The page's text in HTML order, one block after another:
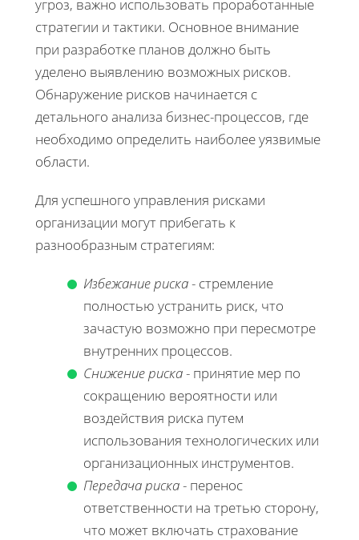
угроз, важно использовать проработанные
стратегии и тактики. Основное внимание
при разработке планов должно быть
уделено выявлению возможных рисков.
Обнаружение рисков начинается с
детального анализа бизнес-процессов, где
необходимо определить наиболее уязвимые
области.
Для успешного управления рисками
организации могут прибегать к
разнообразным стратегиям:
Избежание риска- стремление
полностью устранить риск, что
зачастую возможно при пересмотре
внутренних процессов.
Снижение риска- принятие мер по
сокращению вероятности или
воздействия риска путем
использования технологических или
организационных инструментов.
Передача риска- перенос
ответственности на третью сторону,
что может включать страхование